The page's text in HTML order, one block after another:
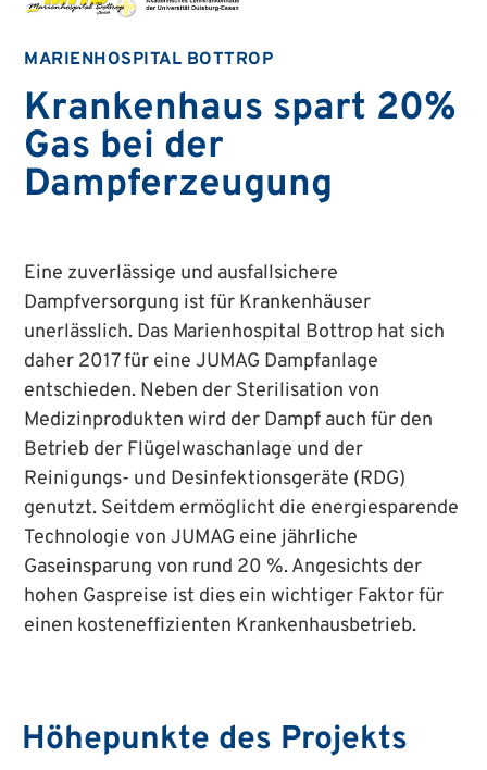
MARIENHOSPITAL BOTTROP
Krankenhaus spart 20%
Gas bei der
Dampferzeugung
Eine zuverlässige und ausfallsichere
Dampfversorgung ist für Krankenhäuser
unerlässlich. Das Marienhospital Bottrop hat sich
daher 2017 für eine JUMAG Dampfanlage
entschieden. Neben der Sterilisation von
Medizinprodukten wird der Dampf auch für den
Betrieb der Flügelwaschanlage und der
Reinigungs- und Desinfektionsgeräte (RDG)
genutzt. Seitdem ermöglicht die energiesparende
Technologie von JUMAG eine jährliche
Gaseinsparung von rund 20 %. Angesichts der
hohen Gaspreise ist dies ein wichtiger Faktor für
einen kosteneffizienten Krankenhausbetrieb.
Höhepunkte des Projekts